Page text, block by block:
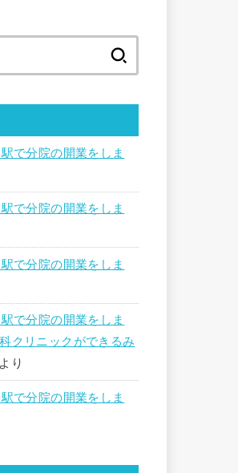
で分院の開業をしま
で分院の開業をしま
で分院の開業をしま
で分院の開業をしま
クリニックができるみ
より
で分院の開業をしま